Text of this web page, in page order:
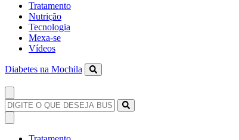
Tratamento
Nutrição
Tecnologia
Mexa-se
Vídeos
Diabetes na Mochila